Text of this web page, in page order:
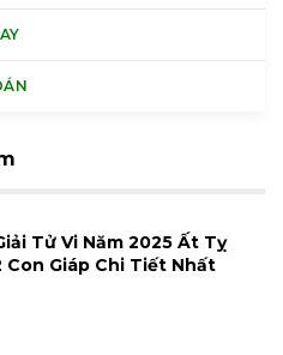
Tử Vi Năm 2025 Ất Tỵ
Con Giáp Chi Tiết Nhất